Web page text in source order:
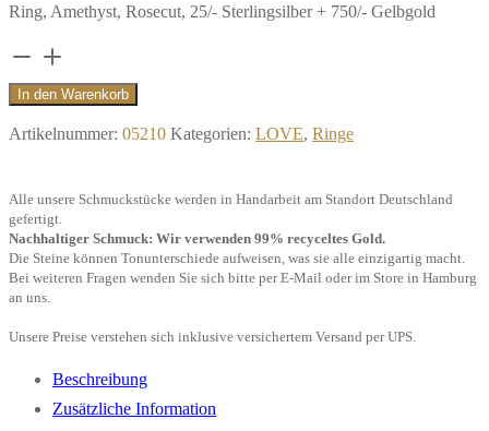
Ring, Amethyst, Rosecut, 25/- Sterlingsilber + 750/- Gelbgold
Ring
Herz,
925/-
+
750/-
Gelbgold"
Menge
In den Warenkorb
Artikelnummer: 05210 Kategorien: LOVE, Ringe
Alle unsere Schmuckstücke werden in Handarbeit am Standort Deutschland
gefertigt.
Nachhaltiger Schmuck: Wir verwenden 99% recyceltes Gold.
Die Steine können Tonunterschiede aufweisen, was sie alle einzigartig macht.
Bei weiteren Fragen wenden Sie sich bitte per E-Mail oder im Store in Hamburg
an uns.
Unsere Preise verstehen sich inklusive versichertem Versand per UPS.
Beschreibung
Zusätzliche Information